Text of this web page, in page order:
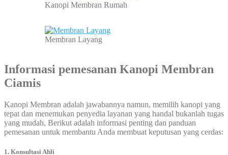
Kanopi Membran Rumah
Membran Layang
Informasi pemesanan Kanopi Membran
Ciamis
Kanopi Membran adalah jawabannya namun, memilih kanopi yang
tepat dan menemukan penyedia layanan yang handal bukanlah tugas
yang mudah, Berikut adalah informasi penting dan panduan
pemesanan untuk membantu Anda membuat keputusan yang cerdas:
1. Konsultasi Ahli